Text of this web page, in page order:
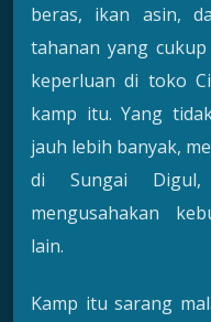
beras, ikan asin,
tahanan yang
keperluan di toko
kamp itu. Yang
jauh lebih banyak,
di Sungai Digul,
mengusahakan
lain.
Kamp itu sarang